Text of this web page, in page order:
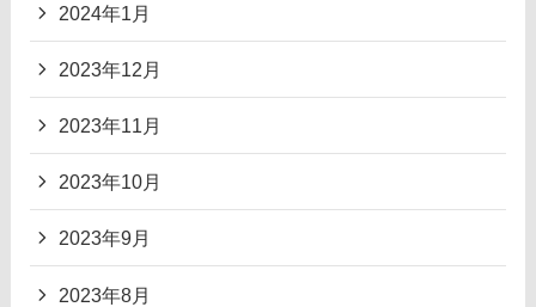
2024年1月
2023年12月
2023年11月
2023年10月
2023年9月
2023年8月